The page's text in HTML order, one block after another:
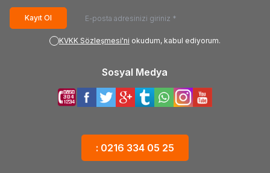
Kayıt Ol
KVKK Sözleşmesi'ni okudum, kabul ediyorum.
Sosyal Medya
: 0216 334 05 25